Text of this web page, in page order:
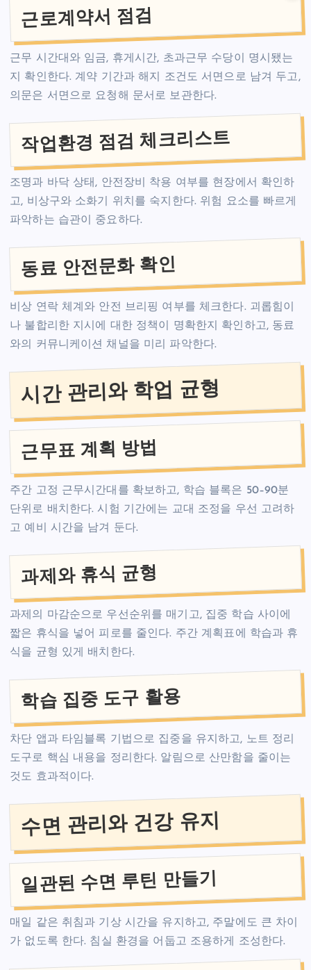
근로계약서 점검
근무 시간대와 임금, 휴게시간, 초과근무 수당이 명시됐는
지 확인한다. 계약 기간과 해지 조건도 서면으로 남겨 두고,
의문은 서면으로 요청해 문서로 보관한다.
작업환경 점검 체크리스트
조명과 바닥 상태, 안전장비 착용 여부를 현장에서 확인하
고, 비상구와 소화기 위치를 숙지한다. 위험 요소를 빠르게
파악하는 습관이 중요하다.
동료 안전문화 확인
비상 연락 체계와 안전 브리핑 여부를 체크한다. 괴롭힘이
나 불합리한 지시에 대한 정책이 명확한지 확인하고, 동료
와의 커뮤니케이션 채널을 미리 파악한다.
시간 관리와 학업 균형
근무표 계획 방법
주간 고정 근무시간대를 확보하고, 학습 블록은 50–90분
단위로 배치한다. 시험 기간에는 교대 조정을 우선 고려하
고 예비 시간을 남겨 둔다.
과제와 휴식 균형
과제의 마감순으로 우선순위를 매기고, 집중 학습 사이에
짧은 휴식을 넣어 피로를 줄인다. 주간 계획표에 학습과 휴
식을 균형 있게 배치한다.
학습 집중 도구 활용
차단 앱과 타임블록 기법으로 집중을 유지하고, 노트 정리
도구로 핵심 내용을 정리한다. 알림으로 산만함을 줄이는
것도 효과적이다.
수면 관리와 건강 유지
일관된 수면 루틴 만들기
매일 같은 취침과 기상 시간을 유지하고, 주말에도 큰 차이
가 없도록 한다. 침실 환경을 어둡고 조용하게 조성한다.